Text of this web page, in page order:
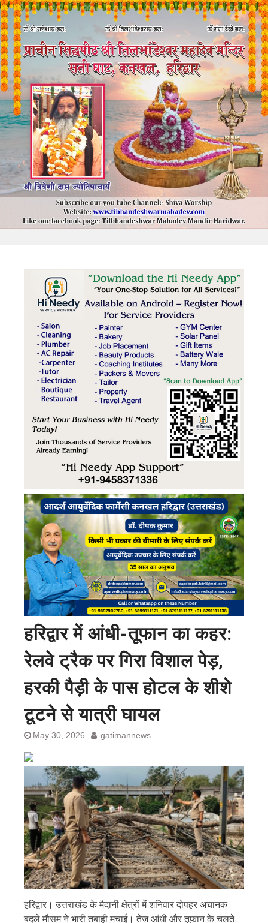
हरिद्वार में आंधी-तूफान का कहर:
रेलवे ट्रैक पर गिरा विशाल पेड़,
हरकी पैड़ी के पास होटल के शीशे
टूटने से यात्री घायल
May 30, 2026 gatimannews
हरिद्वार। उत्तराखंड के मैदानी क्षेत्रों में शनिवार दोपहर अचानक
बदले मौसम ने भारी तबाही मचाई। तेज आंधी और तूफान के चलते